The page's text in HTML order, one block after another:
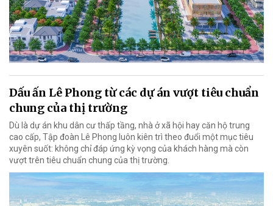
Dấu ấn Lê Phong từ các dự án vượt tiêu chuẩn
chung của thị trường
Dù là dự án khu dân cư thấp tầng, nhà ở xã hội hay căn hộ trung
cao cấp, Tập đoàn Lê Phong luôn kiên trì theo đuổi một mục tiêu
xuyên suốt: không chỉ đáp ứng kỳ vọng của khách hàng mà còn
vượt trên tiêu chuẩn chung của thị trường.